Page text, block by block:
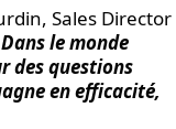
Sales Director
Dans le monde
des questions
en efficacité,